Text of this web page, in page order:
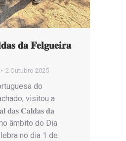
𝐝𝐚 𝐅𝐞𝐥𝐠𝐮𝐞𝐢𝐫𝐚
2 Outubro 2025
do
visitou a
𝐝𝐚𝐬 𝐂𝐚𝐥𝐝𝐚𝐬 𝐝𝐚
âmbito do Dia
no dia 1 de